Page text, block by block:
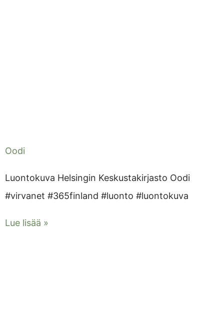
Oodi
Luontokuva Helsingin Keskustakirjasto Oodi
#virvanet #365finland #luonto #luontokuva
Lue lisää »